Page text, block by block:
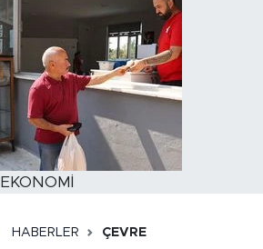
EKONOMİ
HABERLER ÇEVRE